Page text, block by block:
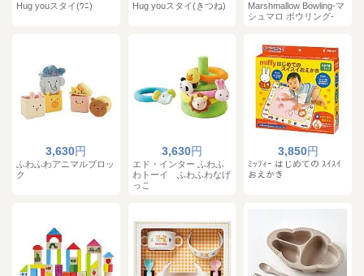
Hug youスタイ(ﾜﾆ) Hug youスタイ(きつね)
Marshmallow Bowling-マ
シュマロ ボウリング-
3,630円
ふわふわアニマルブロッ
ク
3,630円
エド・インター ふわふ
わトーイ ふわふわなげ
っこ
3,850円
ﾐｯﾌｨｰ はじめての ｽｲｽｲ
おえかき